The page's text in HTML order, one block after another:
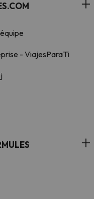
- ViajesParaTi